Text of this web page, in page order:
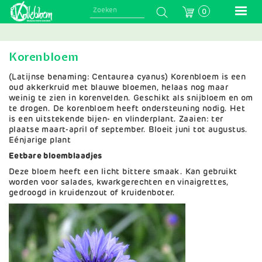
Skip
0
Korenbloem
(Latijnse benaming: Centaurea cyanus) Korenbloem is een
oud akkerkruid met blauwe bloemen, helaas nog maar
weinig te zien in korenvelden. Geschikt als snijbloem en om
te drogen. De korenbloem heeft ondersteuning nodig. Het
is een uitstekende bijen- en vlinderplant. Zaaien: ter
plaatse maart-april of september. Bloeit juni tot augustus.
Eénjarige plant
Eetbare bloemblaadjes
Deze bloem heeft een licht bittere smaak. Kan gebruikt
worden voor salades, kwarkgerechten en vinaigrettes,
gedroogd in kruidenzout of kruidenboter.